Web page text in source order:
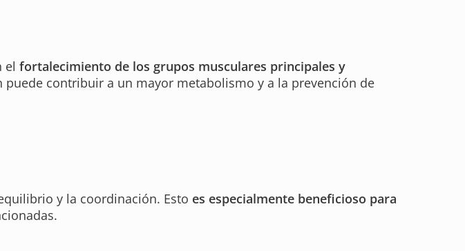
el fortalecimiento de los grupos musculares principales y
contribuir a un mayor metabolismo y a la prevención de
y la coordinación. Esto es especialmente beneficioso para